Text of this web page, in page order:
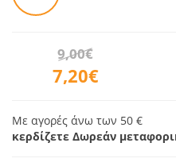
7,20€
9,00€
Με αγορές άνω των 50 €
κερδίζετε Δωρεάν